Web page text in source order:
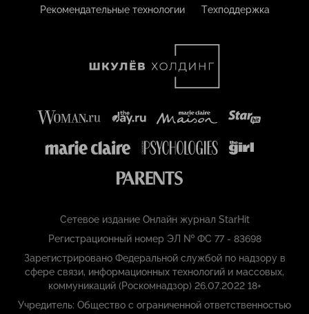
Рекомендательные технологии
Техподдержка
Сетевое издание Онлайн журнал StarHit
Регистрационный номер ЭЛ № ФС 77 - 83698
Зарегистрировано Федеральной службой по надзору в
сфере связи, информационных технологий и массовых,
коммуникаций (Роскомнадзор) 26.07.2022 18+
Учредитель: Общество с ограниченной ответственностью